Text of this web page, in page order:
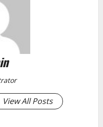
View All Posts